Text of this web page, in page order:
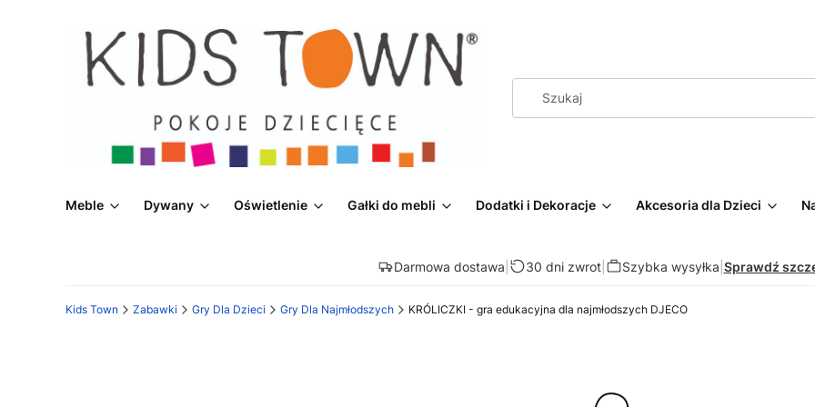
Meble Dywany Oświetlenie Gałki do mebli Dodatki i Dekoracje Akcesoria dla Dzieci
Darmowa dostawa 30 dni zwrot| Szybka wysyłka Sprawdź
Kids Town Zabawki Gry Dla Dzieci Gry Dla Najmłodszych KRÓLICZKI - gra edukacyjna dla najmłodszych DJECO